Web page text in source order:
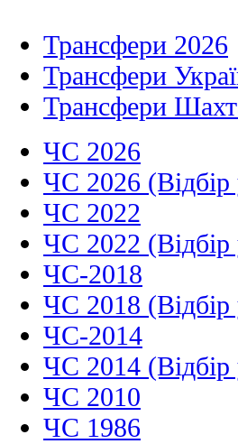
Трансфери 2026
Трансфери
Трансфери
ЧС 2026
ЧС 2026 (Відбір
ЧС 2022
ЧС 2022 (Відбір
ЧС-2018
ЧС 2018 (Відбір
ЧС-2014
ЧС 2014 (Відбір
ЧС 2010
ЧС 1986